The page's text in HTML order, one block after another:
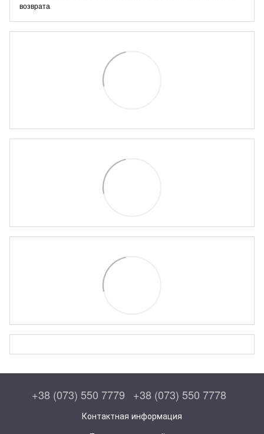
возврата
+38 (073) 550 7779 +38 (073) 550 7778
Контактная информация